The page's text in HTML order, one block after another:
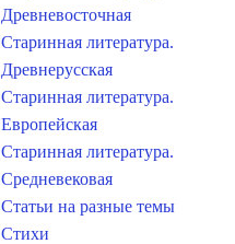
Древневосточная
Старинная литература.
Древнерусская
Старинная литература.
Европейская
Старинная литература.
Средневековая
Статьи на разные темы
Стихи